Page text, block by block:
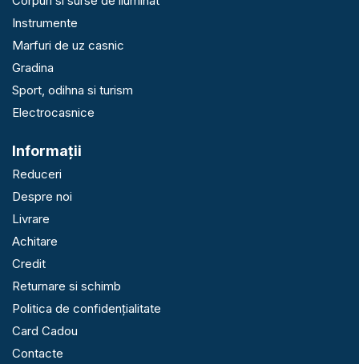
Instrumente
Marfuri de uz casnic
Gradina
Sport, odihna si turism
Electrocasnice
Informaţii
Reduceri
Despre noi
Livrare
Achitare
Credit
Returnare si schimb
Politica de confidențialitate
Card Cadou
Contacte